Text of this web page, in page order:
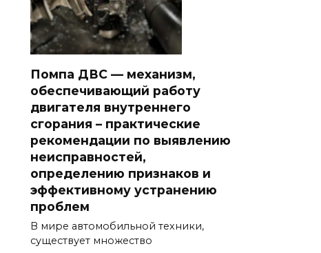
Помпа ДВС — механизм,
обеспечивающий работу
двигателя внутреннего
сгорания – практические
рекомендации по выявлению
неисправностей,
определению признаков и
эффективному устранению
проблем
В мире автомобильной техники,
существует множество